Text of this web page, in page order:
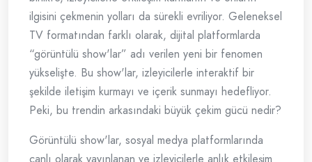
ilgisini çekmenin yolları da sürekli evriliyor. Geleneksel
TV formatından farklı olarak, dijital platformlarda
“görüntülü show'lar” adı verilen yeni bir fenomen
yükselişte. Bu show'lar, izleyicilerle interaktif bir
şekilde iletişim kurmayı ve içerik sunmayı hedefliyor.
Peki, bu trendin arkasındaki büyük çekim gücü nedir?
Görüntülü show'lar, sosyal medya platformlarında